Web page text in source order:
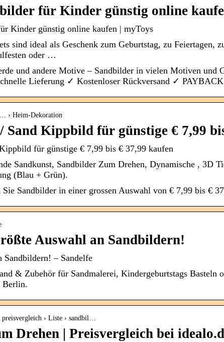
für Kinder günstig online
Kinder günstig online kaufen | myToys
sind ideal als Geschenk zum Geburtstag, zu
oder …
und andere Motive – Sandbilder in vielen Motiven
Lieferung ✓ Kostenloser Rückversand ✓ PAYBACK
› Heim-Dekoration
Sand Kippbild für günstige € 7,99
für günstige € 7,99 bis € 37,99 kaufen
Sandkunst, Sandbilder Zum Drehen, Dynamische , 3D
(Blau + Grün).
Sandbilder in einer grossen Auswahl von € 7,99 bis €
Auswahl an Sandbildern!
Sandbildern! – Sandelfe
& Zubehör für Sandmalerei, Kindergeburtstags Basteln
Berlin.
› Liste › sandbil…
Drehen | Preisvergleich bei